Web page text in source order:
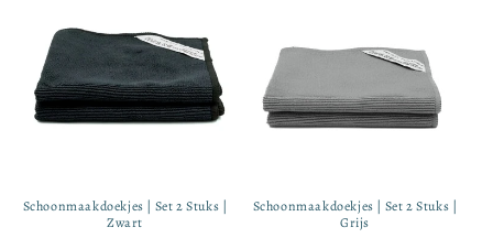
Schoonmaakdoekjes | Set 2 Stuks |
Zwart
Schoonmaakdoekjes | Set 2 Stuks |
Grijs